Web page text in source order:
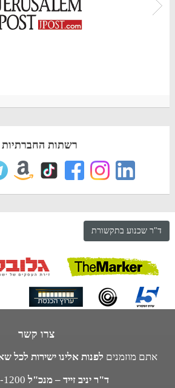
רשתות החברתיות
ד"ר שכנוע בתקשורת
צרו קשר
אתם מוזמנים לפנות אלינו ישירות לכל
ד"ר יניב זייד – מנכ"ל 1200